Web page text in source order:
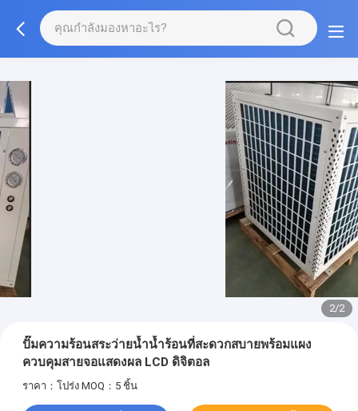
1/2
ปั๊มความร้อนสระว่ายน้ำน้ำร้อนที่สะดวกสบายพร้อมแผง
ควบคุมสายจอแสดงผล LCD ดิจิตอล
ราคา：โปร่ง MOQ：5 ชิ้น